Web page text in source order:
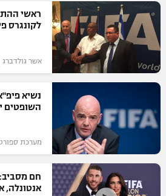
רשיון להקרנה פומבית לבית עסק
הצטרפות לחבילת הערוצים
לוח דרושים – ג'ובנט
המגזין
ראשי
לקונגרס
אשר גולדברג |
השופטים
מערכת ספורט 1 | לפני 9
חם
אנטונלה,